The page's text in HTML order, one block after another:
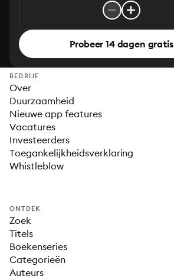
Probeer 14 dagen gratis
BEDRIJF
Over
Duurzaamheid
Nieuwe app features
Vacatures
Investeerders
Toegankelijkheidsverklaring
Whistleblow
ONTDEK
Zoek
Titels
Boekenseries
Categorieën
Auteurs